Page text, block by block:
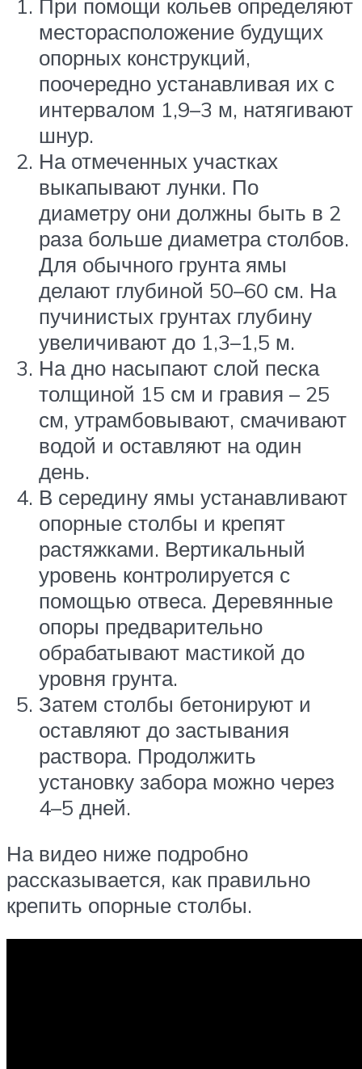
При помощи кольев определяют
месторасположение будущих
опорных конструкций,
поочередно устанавливая их с
интервалом 1,9–3 м, натягивают
шнур.
На отмеченных участках
выкапывают лунки. По
диаметру они должны быть в 2
раза больше диаметра столбов.
Для обычного грунта ямы
делают глубиной 50–60 см. На
пучинистых грунтах глубину
увеличивают до 1,3–1,5 м.
На дно насыпают слой песка
толщиной 15 см и гравия – 25
см, утрамбовывают, смачивают
водой и оставляют на один
день.
В середину ямы устанавливают
опорные столбы и крепят
растяжками. Вертикальный
уровень контролируется с
помощью отвеса. Деревянные
опоры предварительно
обрабатывают мастикой до
уровня грунта.
Затем столбы бетонируют и
оставляют до застывания
раствора. Продолжить
установку забора можно через
4–5 дней.
На видео ниже подробно
рассказывается, как правильно
крепить опорные столбы.